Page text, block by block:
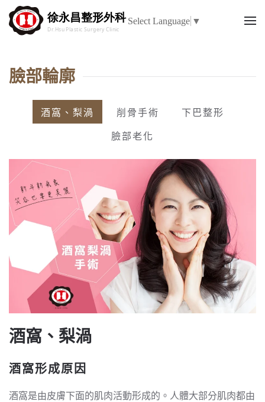
Select Language ▼
臉部輪廓
酒窩、梨渦 削骨手術
下巴整形
臉部老化
酒窩、梨渦
酒窩形成原因
酒窩是由皮膚下面的肌肉活動形成的。人體大部分肌肉都由